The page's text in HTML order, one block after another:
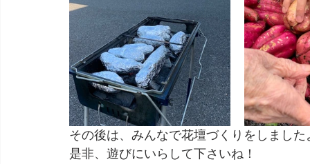
その後は、みんなで花壇づくりをしました
是非、遊びにいらして下さいね！